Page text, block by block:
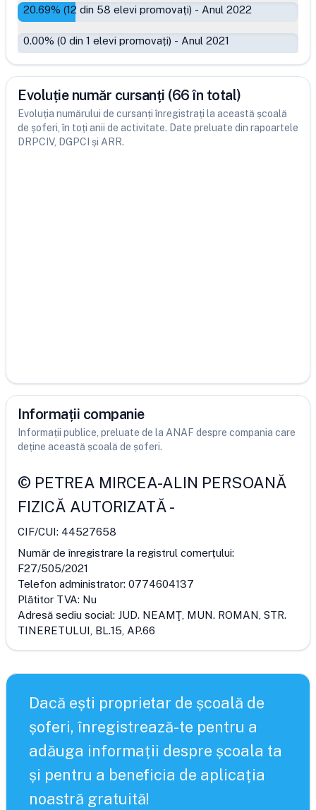
20.69% (12 din 58 elevi promovați) - Anul 2022
0.00% (0 din 1 elevi promovați) - Anul 2021
Evoluție număr cursanți (66 în total)
Evoluția numărului de cursanți înregistrați la această școală
de șoferi, în toți anii de activitate. Date preluate din rapoartele
DRPCIV, DGPCI și ARR.
Informații companie
Informații publice, preluate de la ANAF despre compania care
deține această școală de șoferi.
© PETREA MIRCEA-ALIN PERSOANĂ
FIZICĂ AUTORIZATĂ-
CIF/CUI: 44527658
Număr de înregistrare la registrul comerțului:
F27/505/2021
Telefon administrator: 0774604137
Plătitor TVA: Nu
Adresă sediu social: JUD. NEAMŢ, MUN. ROMAN, STR.
TINERETULUI, BL.15, AP.66
Dacă ești proprietar de școală de
șoferi, înregistrează-te pentru a
adăuga informații despre școala ta
și pentru a beneficia de aplicația
noastră gratuită!